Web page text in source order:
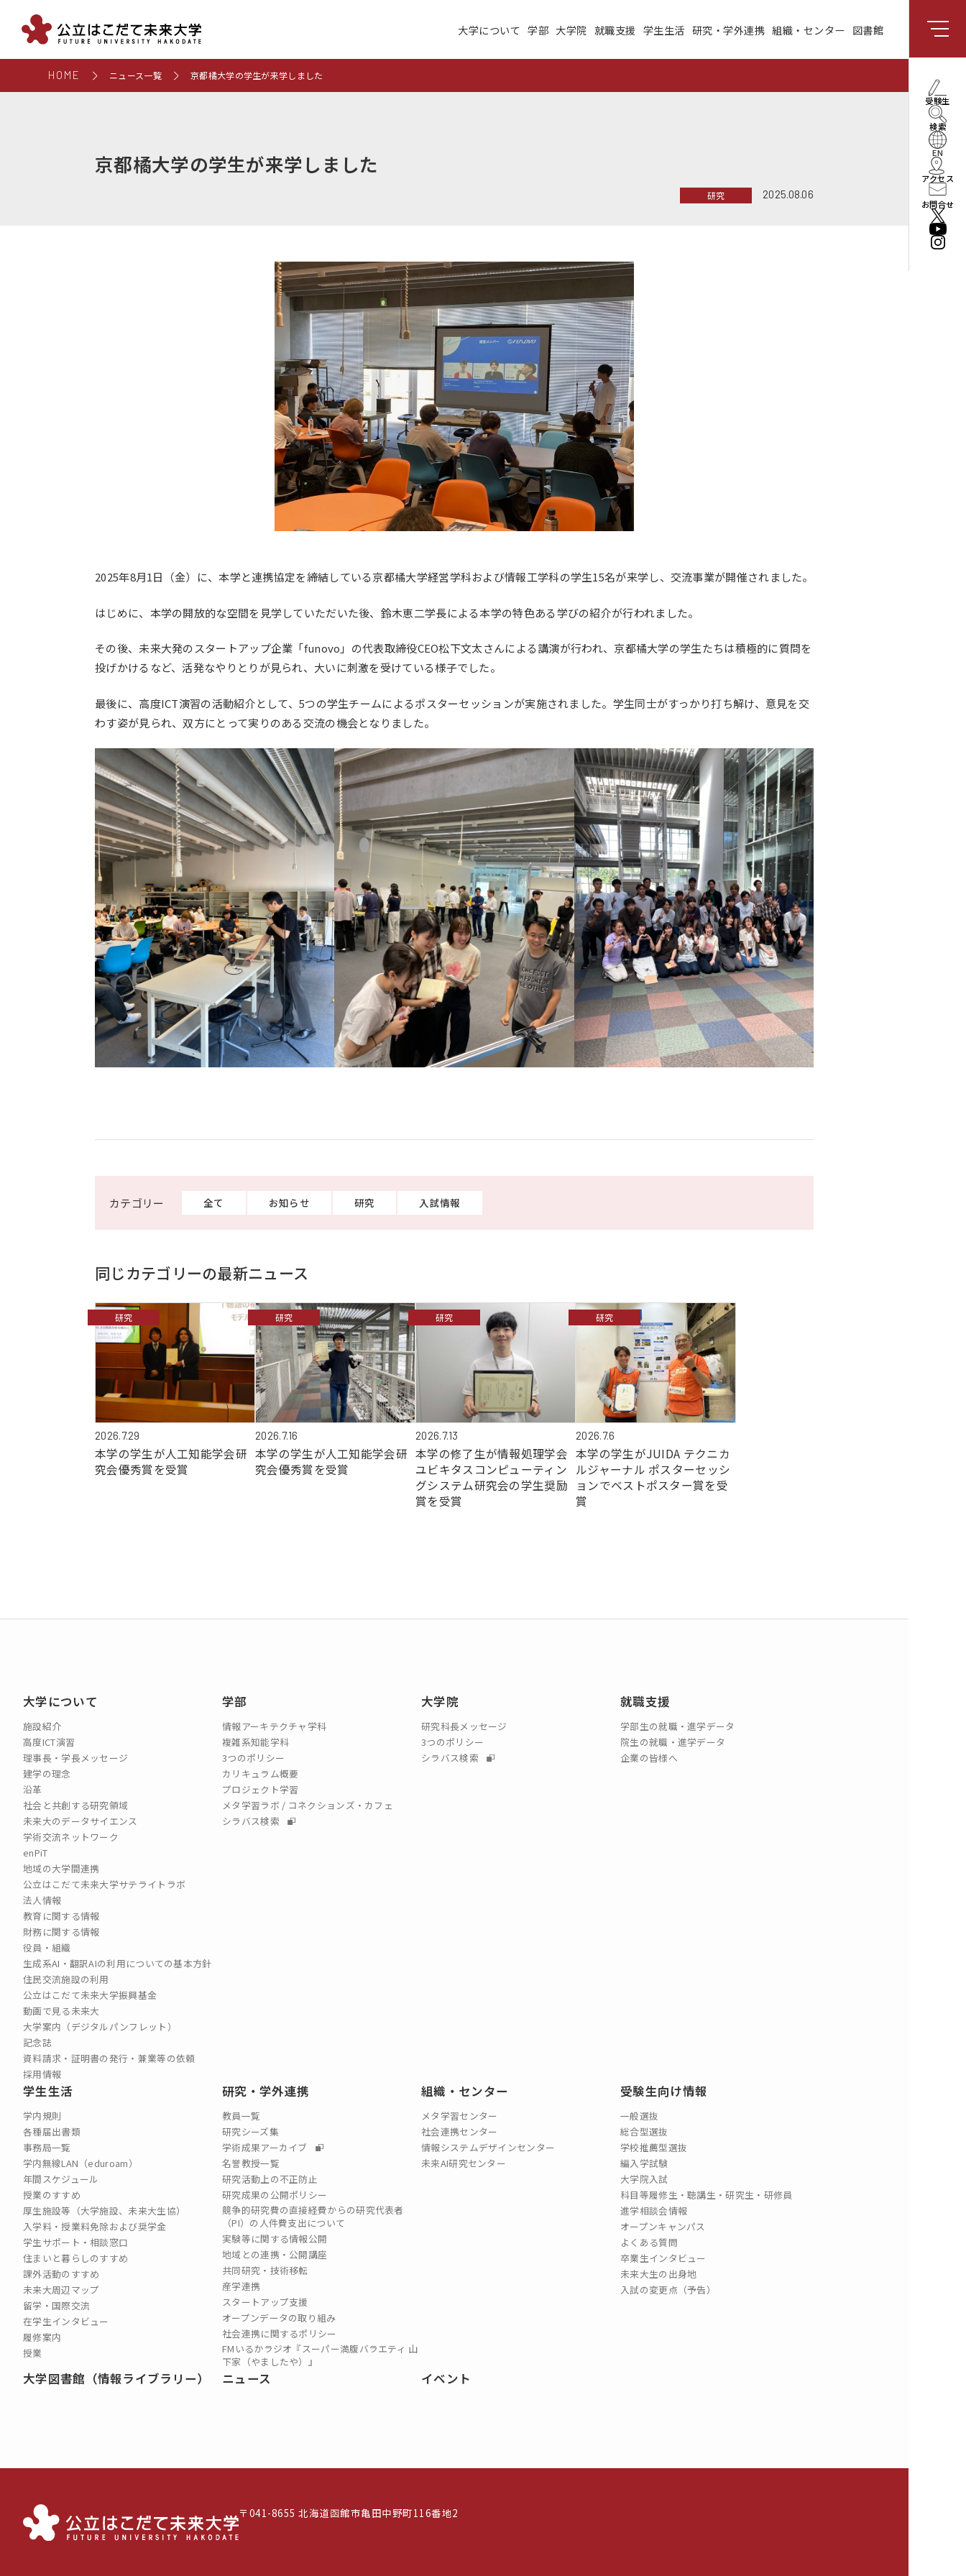
大学について 学部 大学院 就職支援 学生生活 研究・学外連携 組織・センター 図書館
理事長・学長メッセー
未来大のデータサイエ
enPiT
教育に関する情報 財務に関する情報
生成系AI・翻訳AIの利
用についての基本方針
住民交流施設の利用
動画で見る未来大
大学案内（デジタルパ
ンフレット）
資料請求・証明書の発
行・兼業等の依頼
採用情報
EN アクセス お問合せ
受験生
検索
EN
アクセス
お問合せ
HOME ニュース一覧 京都橘大学の学生が来学しました
京都橘大学の学生が来学しました
研究 2025.08.06
2025年8月1日（金） に、本学と連携協定を締結している京都橘大学経営学科および情報工学科の学生15名が来学し、交流事業が開催されました。
はじめに、本学の開放的な空間を見学していただいた後、鈴木恵二学長による本学の特色ある学びの紹介が行われました。
その後、未来大発のスタートアップ企業「funovo」の代表取締役CEO松下文太さんによる講演が行われ、京都橘大学の学生たちは積極的に質問を
投げかけるなど、活発なやりとりが見られ、大いに刺激を受けている様子でした。
最後に、高度ICT演習の活動紹介として、5つの学生チームによるポスターセッションが実施されました。学生同士がすっかり打ち解け、意見を交
わす姿が見られ、双方にとって実りのある交流の機会となりました。
全て お知らせ 研究 入試情報
同じカテゴリーの最新ニュース
研究
2026.7.29
本学の学生が人工知能学会研
究会優秀賞を受賞
研究
2026.7.16
本学の学生が人工知能学会研
究会優秀賞を受賞
研究
2026.7.13
本学の修了生が情報処理学会
ユビキタスコンピューティン
グシステム研究会の学生奨励
賞を受賞
研究
2026.7.6
本学の学生がJUIDA テクニカ
ルジャーナル ポスターセッシ
ョンでベストポスター賞を受
賞
大学について
施設紹介
高度ICT演習
理事長・学長メッセージ
建学の理念
沿革
社会と共創する研究領域
未来大のデータサイエンス
学術交流ネットワーク
enPiT
地域の大学間連携
公立はこだて未来大学サテライトラボ
法人情報
教育に関する情報
財務に関する情報
役員・組織
生成系AI・翻訳AIの利用についての基本方針
住民交流施設の利用
公立はこだて未来大学振興基金
動画で見る未来大
大学案内（デジタルパンフレット）
記念誌
資料請求・証明書の発行・兼業等の依頼
採用情報
学部
情報アーキテクチャ学科
複雑系知能学科
3つのポリシー
カリキュラム概要
プロジェクト学習
メタ学習ラボ / コネクションズ・カフェ
シラバス検索
大学院
研究科長メッセージ
3つのポリシー
シラバス検索
就職支援
学部生の就職・進学データ
院生の就職・進学データ
企業の皆様へ
学生生活
学内規則
各種届出書類
事務局一覧
学内無線LAN（eduroam）
年間スケジュール
授業のすすめ
厚生施設等（大学施設、未来大生協）
入学料・授業料免除および奨学金
学生サポート・相談窓口
住まいと暮らしのすすめ
課外活動のすすめ
未来大周辺マップ
留学・国際交流
在学生インタビュー
履修案内
授業
研究・学外連携
教員一覧
研究シーズ集
学術成果アーカイブ
名誉教授一覧
研究活動上の不正防止
研究成果の公開ポリシー
競争的研究費の直接経費からの研究代表者
（PI）の⼈件費⽀出について
実験等に関する情報公開
地域との連携・公開講座
共同研究・技術移転
産学連携
スタートアップ支援
オープンデータの取り組み
社会連携に関するポリシー
FMいるかラジオ『スーパー満腹バラエティ 山
下家（やましたや）』
組織・センター
メタ学習センター
社会連携センター
情報システムデザインセンター
未来AI研究センター
受験生向け情報
一般選抜
総合型選抜
学校推薦型選抜
編入学試験
大学院入試
科目等履修生・聴講生・研究生・研修員
進学相談会情報
オープンキャンパス
よくある質問
卒業生インタビュー
未来大生の出身地
入試の変更点（予告）
大学図書館（情報ライブラリー） ニュース イベント
〒041-8655 北海道函館市亀田中野町116番地2